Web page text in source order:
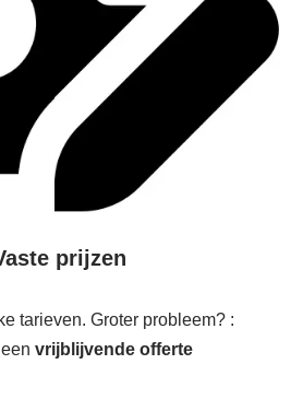
prijzen
tarieven. Groter probleem? :
vrijblijvende offerte